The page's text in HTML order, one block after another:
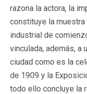
razona la actora, la
constituye la
industrial de
vinculada, además, a
ciudad como es la
de 1909 y la
todo ello concluye la